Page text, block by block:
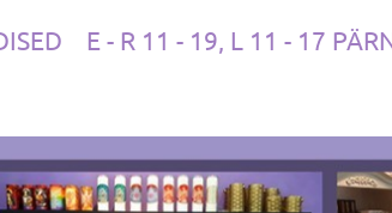
E - R 11 - 19, L 11 - 17